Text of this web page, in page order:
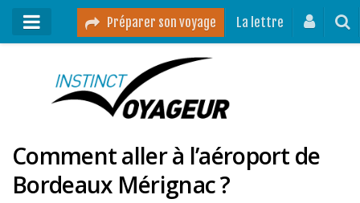
Préparer son voyage La lettre
Mon podcast
Destinations
Mes ressources pour voyager
Comment aller à l’aéroport de
Bordeaux Mérignac ?